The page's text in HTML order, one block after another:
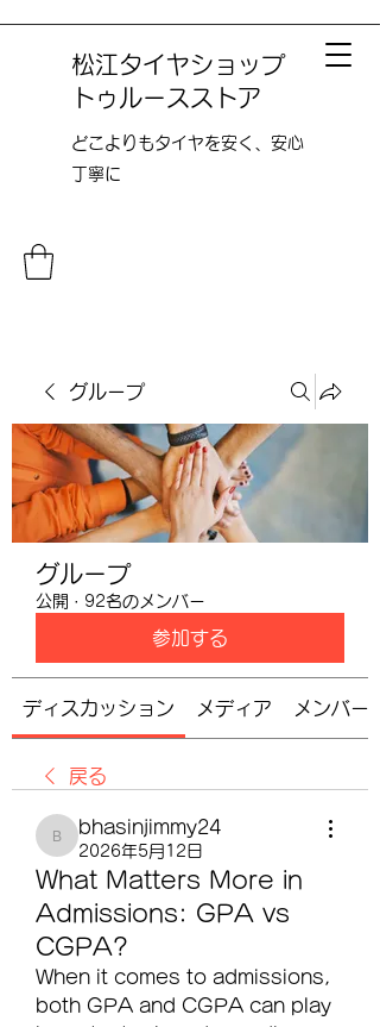
松江タイヤショップ
トゥルースストア
どこよりも​タイヤを安く、安心
丁寧に
グループ
グループ
公開 · 92名のメンバー
参加する
ディスカッション メディア メンバー
戻る
bhasinjimmy24
bhasinjimmy24
2026年5月12日
What Matters More in
Admissions: GPA vs
CGPA?
When it comes to admissions,
both GPA and CGPA can play